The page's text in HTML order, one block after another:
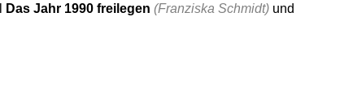
Das Jahr 1990 freilegen (Franziska Schmidt) und